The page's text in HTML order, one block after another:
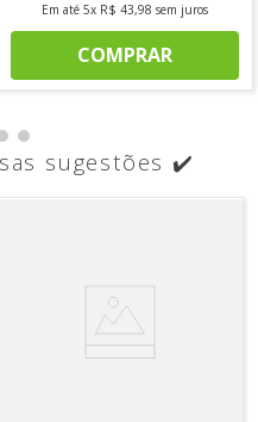
Em até 5x R$ 43,98 sem juros
COMPRAR
sugestões ✔️